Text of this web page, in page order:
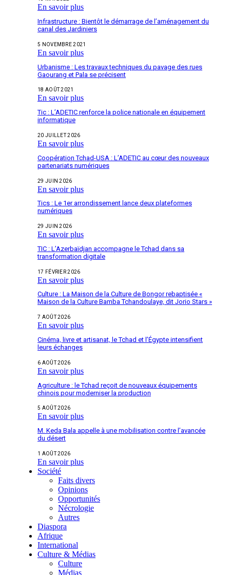
En savoir plus
Infrastructure : Bientôt le démarrage de l’aménagement du
canal des Jardiniers
5 NOVEMBRE 2021
En savoir plus
Urbanisme : Les travaux techniques du pavage des rues
Gaourang et Pala se précisent
18 AOÛT 2021
En savoir plus
Tic : L’ADETIC renforce la police nationale en équipement
informatique
20 JUILLET 2026
En savoir plus
Coopération Tchad-USA : L’ADETIC au cœur des nouveaux
partenariats numériques
29 JUIN 2026
En savoir plus
Tics : Le 1er arrondissement lance deux plateformes
numériques
29 JUIN 2026
En savoir plus
TIC : L’Azerbaïdjan accompagne le Tchad dans sa
transformation digitale
17 FÉVRIER 2026
En savoir plus
Culture : La Maison de la Culture de Bongor rebaptisée «
Maison de la Culture Bamba Tchandoulaye, dit Jorio Stars »
7 AOÛT 2026
En savoir plus
Cinéma, livre et artisanat, le Tchad et l’Égypte intensifient
leurs échanges
6 AOÛT 2026
En savoir plus
Agriculture : le Tchad reçoit de nouveaux équipements
chinois pour moderniser la production
5 AOÛT 2026
En savoir plus
M. Keda Bala appelle à une mobilisation contre l’avancée
du désert
1 AOÛT 2026
En savoir plus
Société
Faits divers
Opinions
Opportunités
Nécrologie
Autres
Diaspora
Afrique
International
Culture & Médias
Culture
Médias